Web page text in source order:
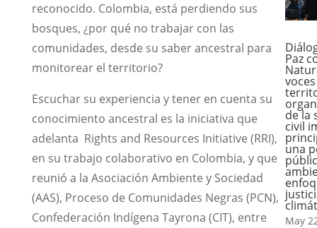
reconocido. Colombia, está perdiendo sus
bosques, ¿por qué no trabajar con las
comunidades, desde su saber ancestral para
monitorear el territorio?
Escuchar su experiencia y tener en cuenta su
conocimiento ancestral es la iniciativa que
adelanta Rights and Resources Initiative (RRI),
en su trabajo colaborativo en Colombia, y que
reunió a la Asociación Ambiente y Sociedad
(AAS), Proceso de Comunidades Negras (PCN),
Confederación Indígena Tayrona (CIT), entre
Paz
voces
de la
civil
una
May